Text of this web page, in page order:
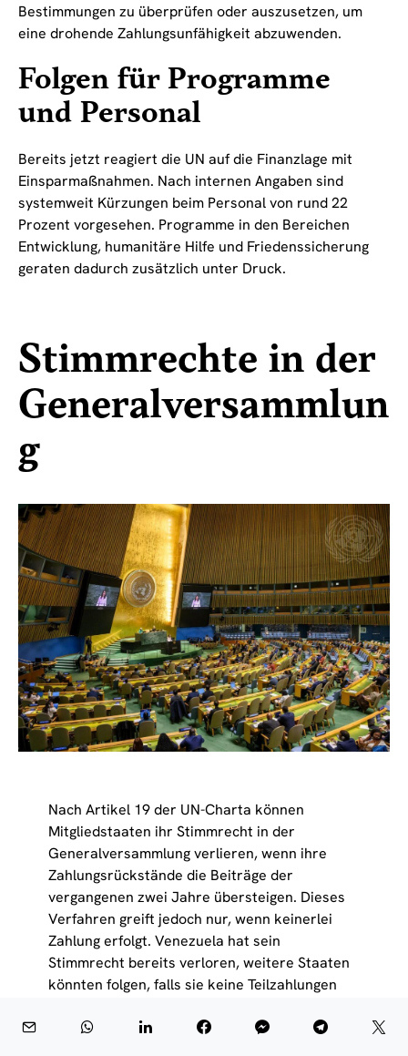
Bestimmungen zu überprüfen oder auszusetzen, um
eine drohende Zahlungsunfähigkeit abzuwenden.
Folgen für Programme
und Personal
Bereits jetzt reagiert die UN auf die Finanzlage mit
Einsparmaßnahmen. Nach internen Angaben sind
systemweit Kürzungen beim Personal von rund 22
Prozent vorgesehen. Programme in den Bereichen
Entwicklung, humanitäre Hilfe und Friedenssicherung
geraten dadurch zusätzlich unter Druck.
Stimmrechte in der
Generalversammlun
g
Nach Artikel 19 der UN-Charta können
Mitgliedstaaten ihr Stimmrecht in der
Generalversammlung verlieren, wenn ihre
Zahlungsrückstände die Beiträge der
vergangenen zwei Jahre übersteigen. Dieses
Verfahren greift jedoch nur, wenn keinerlei
Zahlung erfolgt. Venezuela hat sein
Stimmrecht bereits verloren, weitere Staaten
könnten folgen, falls sie keine Teilzahlungen